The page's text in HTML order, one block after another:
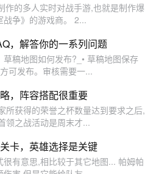
作的多人实时对战手游,也就是制作爆
争》的游戏商。 2...
，解答你的一系列问题
稿地图如何发布?_• 草稿地图保存
可发布。审核需要一...
，阵容搭配很重要
所获得的荣誉之杯数量达到要求之后,
领之战活动是周末才...
卡，英雄选择是关键
有意思,相比较于其它地图... 帕姆帕